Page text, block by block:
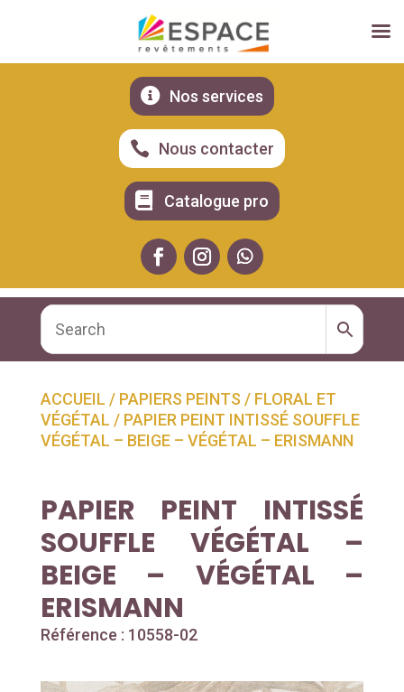
 Nos services
 Nous contacter
 Catalogue pro
ACCUEIL / PAPIERS PEINTS / FLORAL ET
VÉGÉTAL / PAPIER PEINT INTISSÉ SOUFFLE
VÉGÉTAL – BEIGE – VÉGÉTAL – ERISMANN
PAPIER PEINT INTISSÉ
SOUFFLE VÉGÉTAL –
BEIGE – VÉGÉTAL –
ERISMANN
Référence : 10558-02